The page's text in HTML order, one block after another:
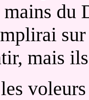
mains
sur
mais